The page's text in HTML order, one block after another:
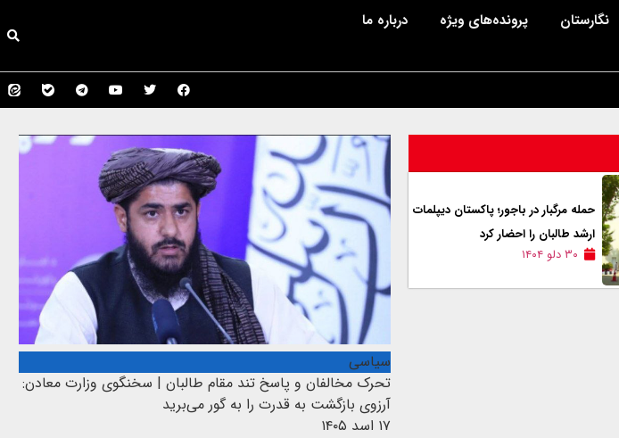
نگارستان پرونده‌های ویژه درباره ما
حمله مرگبار در باجور؛ پاکستان دیپلمات
ارشد طالبان را احضار کرد
۳۰ دلو ۱۴۰۴
سیاسی
تحرک مخالفان و پاسخ تند مقام طالبان | سخنگوی وزارت معادن:
آرزوی بازگشت به قدرت را به گور می‌برید
۱۷ اسد ۱۴۰۵